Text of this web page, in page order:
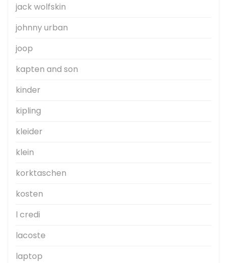
jack wolfskin
johnny urban
joop
kapten and son
kinder
kipling
kleider
klein
korktaschen
kosten
l credi
lacoste
laptop